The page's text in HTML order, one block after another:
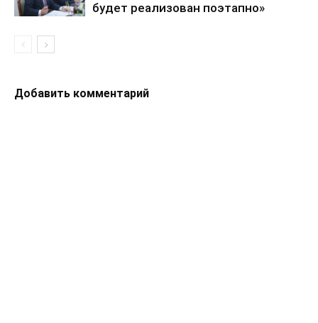
будет реализован поэтапно»
Добавить комментарий